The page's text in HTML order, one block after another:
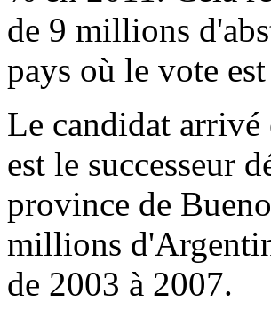
de 9 millions
pays où le vote
Le candidat
est le successeur
province de
millions
de 2003 à 2007.